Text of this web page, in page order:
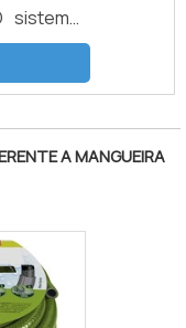
sistema
kit de
filtros,
inox e
os
esse
A MANGUEIRA